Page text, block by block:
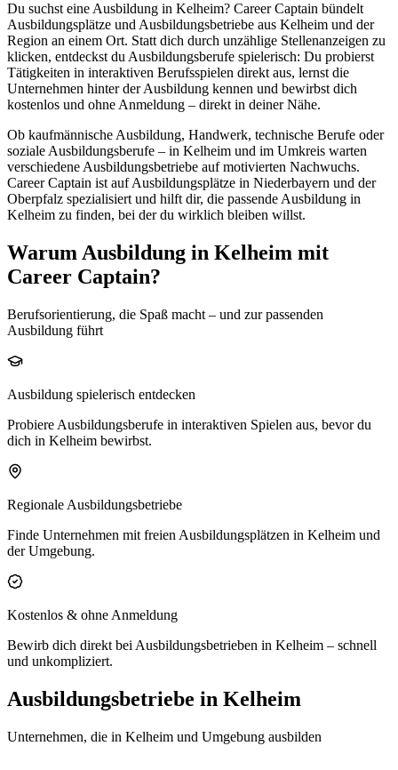
Du suchst eine Ausbildung in Kelheim? Career Captain bündelt
Ausbildungsplätze und Ausbildungsbetriebe aus Kelheim und der
Region an einem Ort. Statt dich durch unzählige Stellenanzeigen zu
klicken, entdeckst du Ausbildungsberufe spielerisch: Du probierst
Tätigkeiten in interaktiven Berufsspielen direkt aus, lernst die
Unternehmen hinter der Ausbildung kennen und bewirbst dich
kostenlos und ohne Anmeldung – direkt in deiner Nähe.
Ob kaufmännische Ausbildung, Handwerk, technische Berufe oder
soziale Ausbildungsberufe – in Kelheim und im Umkreis warten
verschiedene Ausbildungsbetriebe auf motivierten Nachwuchs.
Career Captain ist auf Ausbildungsplätze in Niederbayern und der
Oberpfalz spezialisiert und hilft dir, die passende Ausbildung in
Kelheim zu finden, bei der du wirklich bleiben willst.
Warum Ausbildung in Kelheim mit
Career Captain?
Berufsorientierung, die Spaß macht – und zur passenden
Ausbildung führt
Ausbildung spielerisch entdecken
Probiere Ausbildungsberufe in interaktiven Spielen aus, bevor du
dich in Kelheim bewirbst.
Regionale Ausbildungsbetriebe
Finde Unternehmen mit freien Ausbildungsplätzen in Kelheim und
der Umgebung.
Kostenlos & ohne Anmeldung
Bewirb dich direkt bei Ausbildungsbetrieben in Kelheim – schnell
und unkompliziert.
Ausbildungsbetriebe in Kelheim
Unternehmen, die in Kelheim und Umgebung ausbilden